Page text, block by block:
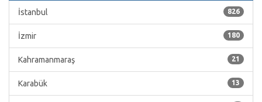
826
İstanbul
180
İzmir
21
Kahramanmaraş
13
Karabük